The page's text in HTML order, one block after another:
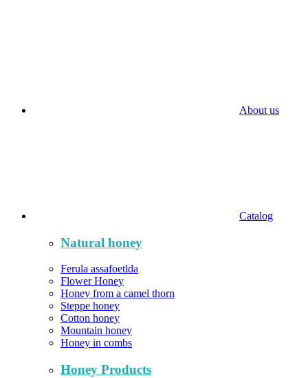
About us
Catalog
Natural honey
Ferula assafoetlda
Flower Honey
Honey from a camel thorn
Steppe honey
Cotton honey
Mountain honey
Honey in combs
Honey Products